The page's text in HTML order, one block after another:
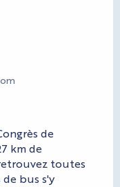
de
km de
toutes
bus s'y